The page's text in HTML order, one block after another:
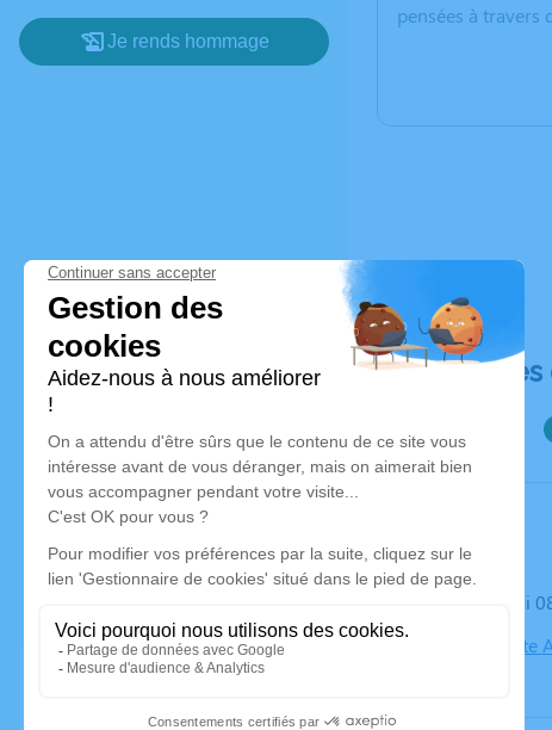
Je rends hommage
pensées à travers
Déroulé des
Le
Église